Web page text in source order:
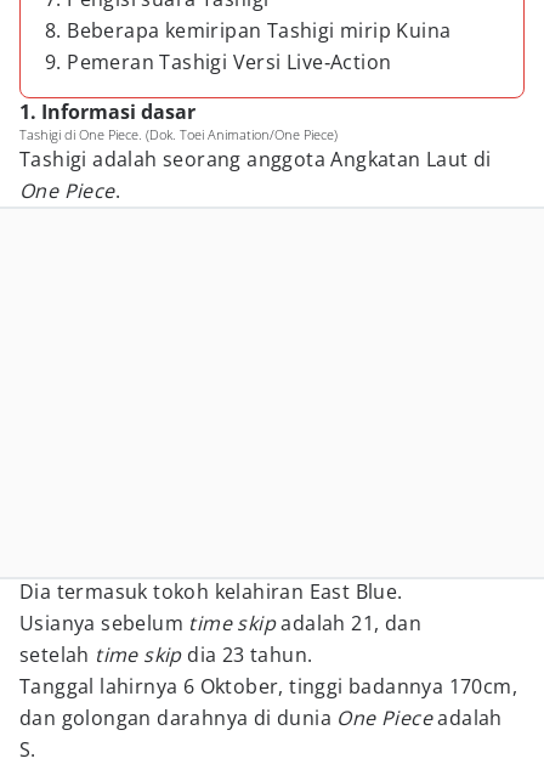
8. Beberapa kemiripan Tashigi mirip Kuina
9. Pemeran Tashigi Versi Live‑Action
1. Informasi dasar
Tashigi di One Piece. (Dok. Toei Animation/One Piece)
Tashigi adalah seorang anggota Angkatan Laut di
One Piece.
Dia termasuk tokoh kelahiran East Blue.
Usianya sebelum time skipadalah 21, dan
setelah time skip dia 23 tahun.
Tanggal lahirnya 6 Oktober, tinggi badannya 170cm,
dan golongan darahnya di dunia One Pieceadalah
S.